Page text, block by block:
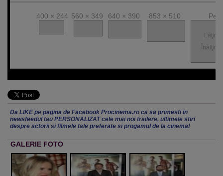
400 × 244 560 × 349 640 × 390 853 × 510
Da LIKE pe pagina de Facebook Procinema.ro ca sa primesti in
newsfeedul tau PERSONALIZAT cele mai noi trailere, ultimele stiri
despre actorii si filmele tale preferate si progamul de la cinema!
GALERIE FOTO